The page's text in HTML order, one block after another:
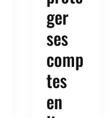
ger
ses
comp
tes
en